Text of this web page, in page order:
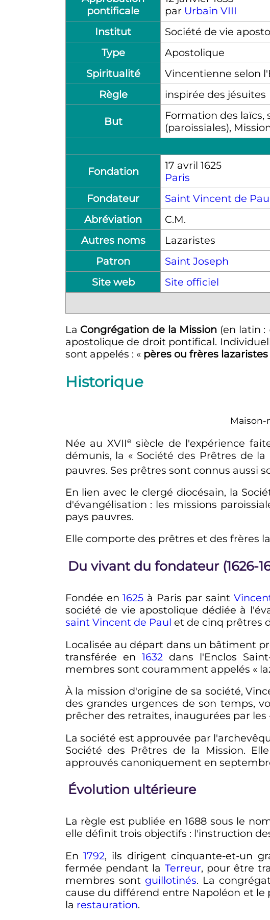
pontificale
par Urbain VIII
Institut
Société de vie
Type
Apostolique
Spiritualité
Vincentienne selon
Règle
inspirée des jésuites
But Formation des laïcs,
(paroissiales),
Fondation
17 avril 1625
Paris
Fondateur
Saint Vincent de
Abréviation
C.M.
Autres noms
Lazaristes
Patron
Saint Joseph
Site web
Site officiel
La Congrégation de la Mission (en latin :
apostolique de droit pontifical.
sont appelés : « pères ou frères lazaristes
Historique
Maison-
Née auXVIIe siècle de l'expérience
démunis, la « Société des Prêtres de la
pauvres. Ses prêtres sont connus aussi
En lien avec le clergé diocésain, la
d'évangélisation : les missions
pays pauvres.
Elle comporte des prêtres et des frères
Du vivant du fondateur (1626-
Fondée en1625 à Paris par saint
société de vie apostolique dédiée à
saint Vincent de Paul et de cinq prêtres
Localisée au départ dans un bâtiment
transférée en 1632 dans l'Enclos
membres sont couramment appelés «
À la mission d'origine de sa société,
des grandes urgences de son temps,
prêcher des retraites, inaugurées par les
La société est approuvée par
Société des Prêtres de la Mission.
approuvés canoniquement en
Évolution ultérieure
La règle est publiée en 1688 sous le
elle définit trois objectifs : l'instruction
En1792, ils dirigent cinquante-et-un
fermée pendant la Terreur, pour être
membres sont guillotinés. La
cause du différend entre Napoléon et le
la restauration.